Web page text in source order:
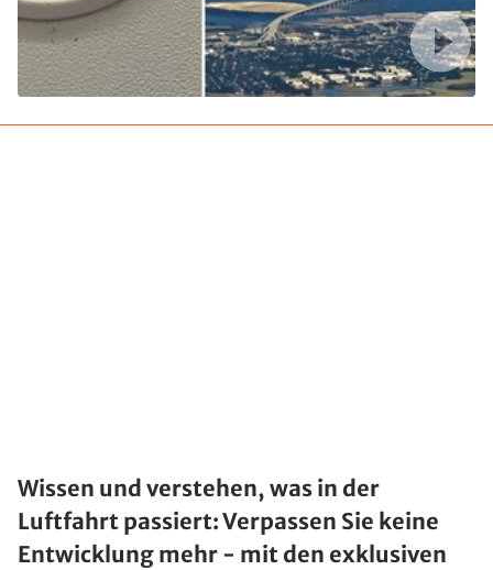
Wissen und verstehen, was in der
Luftfahrt passiert: Verpassen Sie keine
Entwicklung mehr - mit den exklusiven